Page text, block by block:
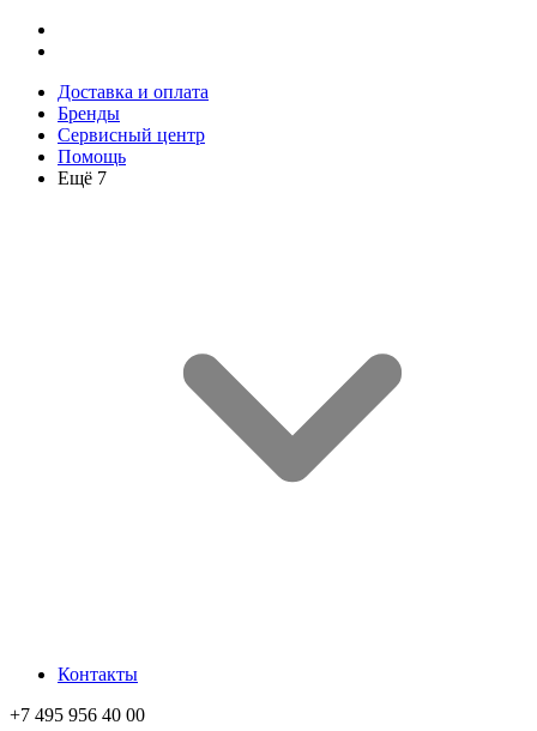
Доставка и оплата
Бренды
Сервисный центр
Помощь
Ещё 7
Контакты
+7 495 956 40 00